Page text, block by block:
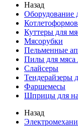
Назад
Оборудование
Куттеры для
Мясорубки
Пельменные
Пилы для мяса
Слайсеры
Тендерайзеры
Фаршемесы
Шприцы для
Назад